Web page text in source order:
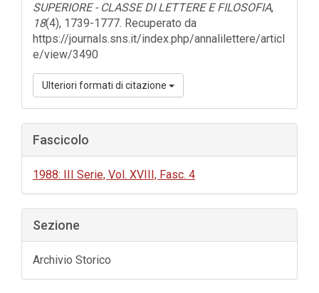
SUPERIORE - CLASSE DI LETTERE E FILOSOFIA,
18(4), 1739-1777. Recuperato da
https://journals.sns.it/index.php/annalilettere/articl
e/view/3490
Ulteriori formati di citazione
Fascicolo
1988: III Serie, Vol. XVIII, Fasc. 4
Sezione
Archivio Storico